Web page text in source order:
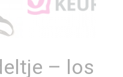
– los